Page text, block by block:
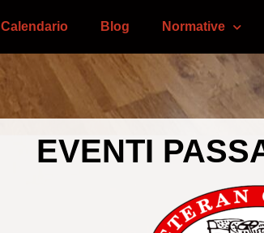
Calendario Blog Normative
EVENTI